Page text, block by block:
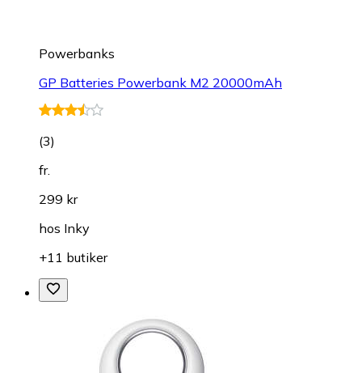
Powerbanks
GP Batteries Powerbank M2 20000mAh
(3)
fr.
299 kr
hos Inky
+11 butiker